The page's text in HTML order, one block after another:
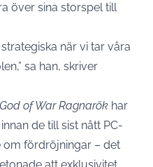
över sina storspel till
när vi tar våra
sa han, skriver
God of War Ragnarök har
de till sist nått PC-
om fördröjningar – det